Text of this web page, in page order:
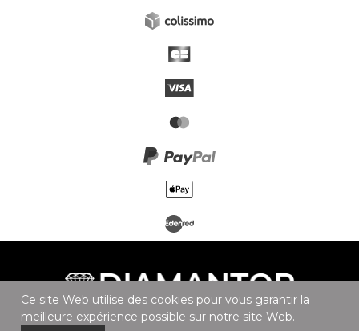
Ce site Web utilise des cookies pour vous garantir la
meilleure expérience possible sur notre site Web.